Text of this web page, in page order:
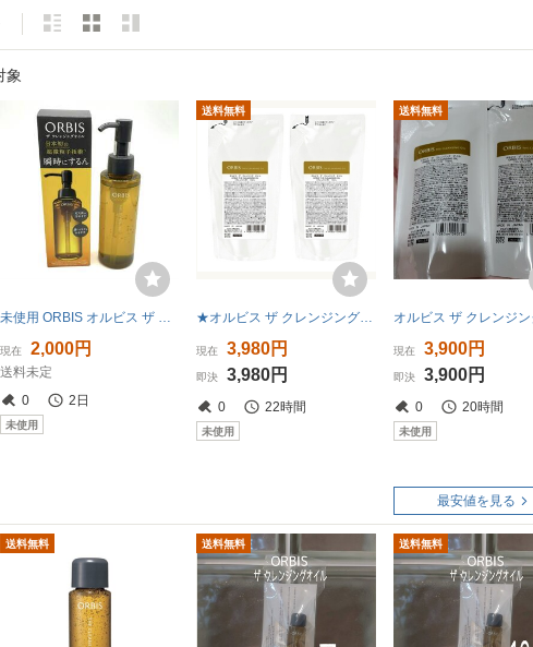
象
未使用 ORBIS オルビス ザ クレンジング オイル 120ml C225
現在 2,000円
送料未定
0
2日
未使用
送料無料
★オルビス ザ クレンジングオイル つめかえ用×2個★匿名配送★送料込み
現在 3,980円
即決 3,980円
0 22時間
未使用
送料無料
現在 3,900円
即決 3,900円
0 20時間
未使用
最安値を見る
送料無料 送料無料 送料無料